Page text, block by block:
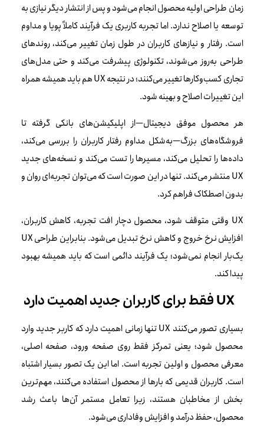
زمان طراحی اولیه محصول انجام می‌شود و پس از انتشار دیگر نیازی به
توسعه یا اصلاح ندارد. اما تجربه کاربری یک فرآیند کاملاً پویا و مداوم
است. رفتار و نیازهای کاربران در طول زمان تغییر می‌کند، روندهای
طراحی به‌روز می‌شوند، تکنولوژی پیشرفت می‌کند و حتی مدل‌های
تجاری کسب‌وکارها تغییر می‌کنند؛ در نتیجه UX هم باید همیشه همراه
این تغییرات اصلاح و بهینه شود.
هر محصول موفق دیجیتال—از اپلیکیشن‌های بانکی گرفته تا
فروشگاه‌های بزرگ—به‌شکل مداوم رفتار کاربران را بررسی می‌کند،
داده‌ها را تحلیل می‌کند، مسیرها را تست می‌کند و نسخه‌های جدید
UX منتشر می‌کند. تنها در این صورت است که می‌توان تجربه‌ای روان و
بدون اصطکاک فراهم کرد.
UX وقتی متوقف شود، محصول دچار افت تجربه، کاهش کاربران،
افزایش نرخ خروج و کاهش نرخ تبدیل می‌شود. بنابراین طراحی UX
یک‌بار انجام نمی‌شود؛ یک فرآیند دائمی است که باید همیشه بهبود
پیدا کند.
UX فقط برای کاربران جدید اهمیت دارد
بسیاری تصور می‌کنند UX تنها زمانی اهمیت دارد که کاربر جدید وارد
محصول شود؛ یعنی تمرکز فقط روی صفحه ورود، صفحه اصلی،
معرفی محصول و اولین تجربه است. اما این یک تصور بسیار اشتباه
است. کاربران قدیمی که بارها از محصول استفاده می‌کنند، مهم‌ترین
بخش از مخاطبان هستند، زیرا تعامل مستمر آن‌ها باعث رشد
محصول، حفظ درآمد و افزایش وفاداری می‌شود.